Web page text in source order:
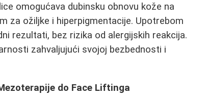
omogućava dubinsku obnovu kože na
za ožiljke i hiperpigmentacije. Upotrebom
rezultati, bez rizika od alergijskih reakcija.
zahvaljujući svojoj bezbednosti i
do Face Liftinga